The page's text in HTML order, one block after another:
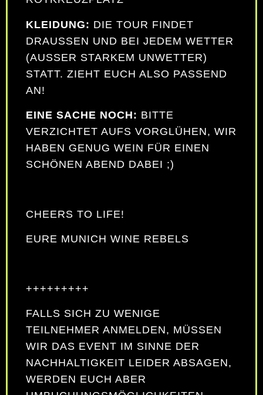
KLEIDUNG: DIE TOUR FINDET
DRAUSSEN UND BEI JEDEM WETTER (
AUSSER STARKEM UNWETTER) ST
ATT. ZIEHT EUCH ALSO PASSEND AN
!
EINE SACHE NOCH: BITTE
VERZICHTET AUFS VORGLÜHEN, WIR
HABEN GENUG WEIN FÜR EINEN
SCHÖNEN ABEND DABEI ;)
CHEERS TO LIFE!
EURE MUNICH WINE REBELS
+++++++++
FALLS SICH ZU WENIGE
TEILNEHMER ANMELDEN, MÜSSEN
WIR DAS EVENT IM SINNE DER
NACHHALTIGKEIT LEIDER ABSAGEN,
WERDEN EUCH ABER